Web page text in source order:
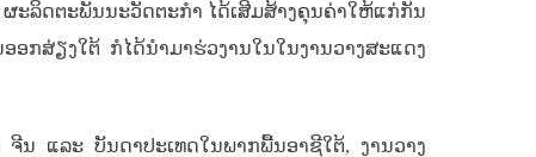
ະລິດຕະພັນນະວັດຕະກຳ ໄດ້ເສີມສ້າງຄຸນຄ່າໃຫ້ແກ່ກັນ
ກສ່ຽງໃຕ້ ກໍໄດ້ນຳມາຮ່ວງານໃນໃນງານວາງສະແດງ
ນ ແລະ ບັນດາປະເທດໃນພາກພື້ນອາຊີໃຕ້, ງານວາງ